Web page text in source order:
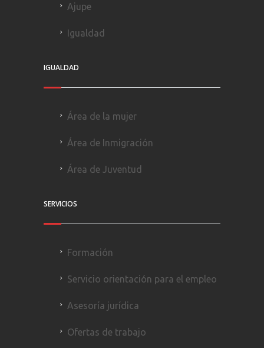
Ajupe
Igualdad
IGUALDAD
Área de la mujer
Área de Inmigración
Área de Juventud
SERVICIOS
Formación
Servicio orientación para el empleo
Asesoría jurídica
Ofertas de trabajo